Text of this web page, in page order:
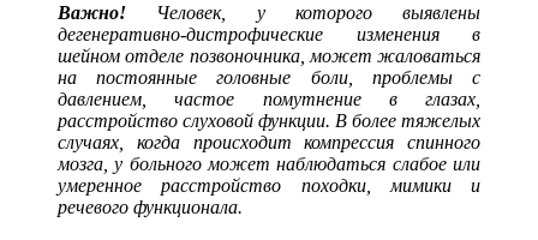
Важно! Человек, у которого выявлены
дегенеративно-дистрофические изменения в
шейном отделе позвоночника, может жаловаться
на постоянные головные боли, проблемы с
давлением, частое помутнение в глазах,
расстройство слуховой функции. В более тяжелых
случаях, когда происходит компрессия спинного
мозга, у больного может наблюдаться слабое или
умеренное расстройство походки, мимики и
речевого функционала.